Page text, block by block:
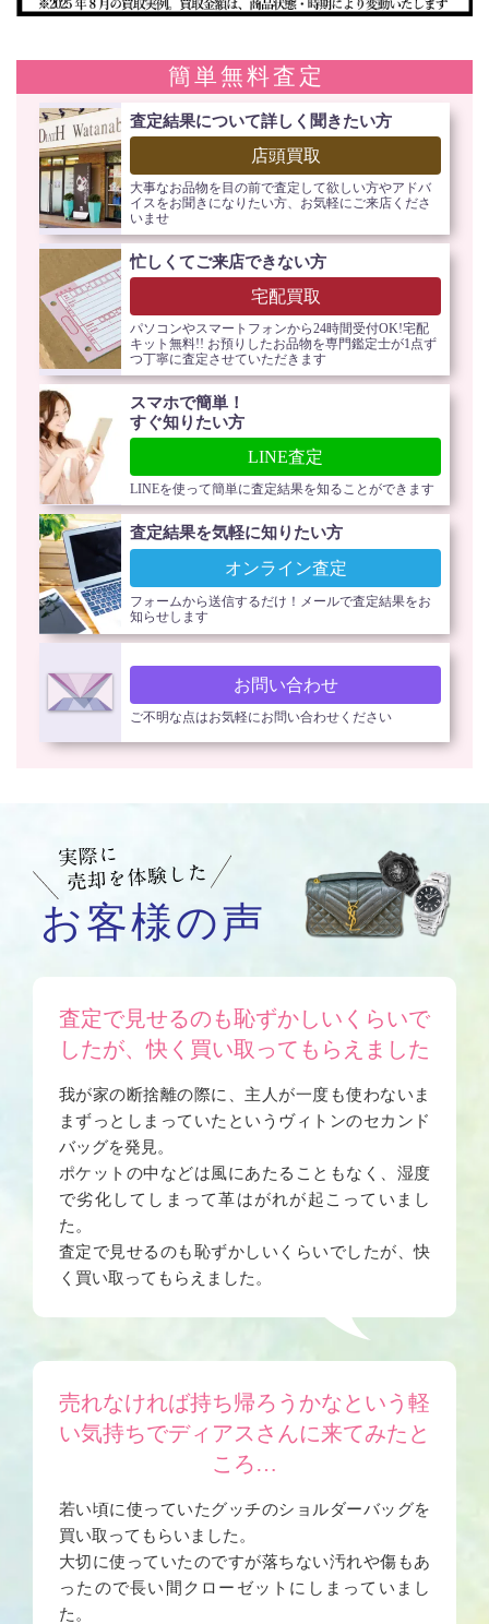
簡単無料査定
査定結果について詳しく聞きたい方
店頭買取
大事なお品物を目の前で査定して欲しい方やアドバ
イスをお聞きになりたい方、お気軽にご来店くださ
いませ
忙しくてご来店できない方
宅配買取
パソコンやスマートフォンから24時間受付OK!宅配
キット無料!! お預りしたお品物を専門鑑定士が1点ず
つ丁寧に査定させていただきます
スマホで簡単！
すぐ知りたい方
LINE査定
LINEを使って簡単に査定結果を知ることができます
査定結果を気軽に知りたい方
オンライン査定
フォームから送信するだけ！メールで査定結果をお
知らせします
お問い合わせ
ご不明な点はお気軽にお問い合わせください
お客様の声
査定で見せるのも恥ずかしいくらいで
したが、快く買い取ってもらえました
我が家の断捨離の際に、主人が一度も使わないま
まずっとしまっていたというヴィトンのセカンド
バッグを発見。
ポケットの中などは風にあたることもなく、湿度
で劣化してしまって革はがれが起こっていまし
た。
査定で見せるのも恥ずかしいくらいでしたが、快
く買い取ってもらえました。
売れなければ持ち帰ろうかなという軽
い気持ちでディアスさんに来てみたと
ころ…
若い頃に使っていたグッチのショルダーバッグを
買い取ってもらいました。
大切に使っていたのですが落ちない汚れや傷もあ
ったので長い間クローゼットにしまっていまし
た。